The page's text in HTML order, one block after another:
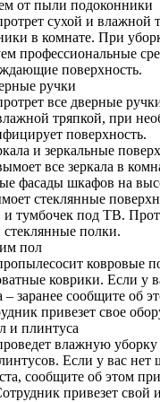
от пыли подоконники
сухой и влажной
в комнате. При
профессиональные
поверхность.
ручки
все дверные
тряпкой, при
поверхность.
и зеркальные
все зеркала в
фасады шкафов на
стеклянные
и тумбочек под ТВ.
полки.
пол
ковровые
коврики. Если у
– заранее сообщите об
привезет свое
и плинтуса
влажную уборку
Если у вас нет
сообщите об этом
привезет свой